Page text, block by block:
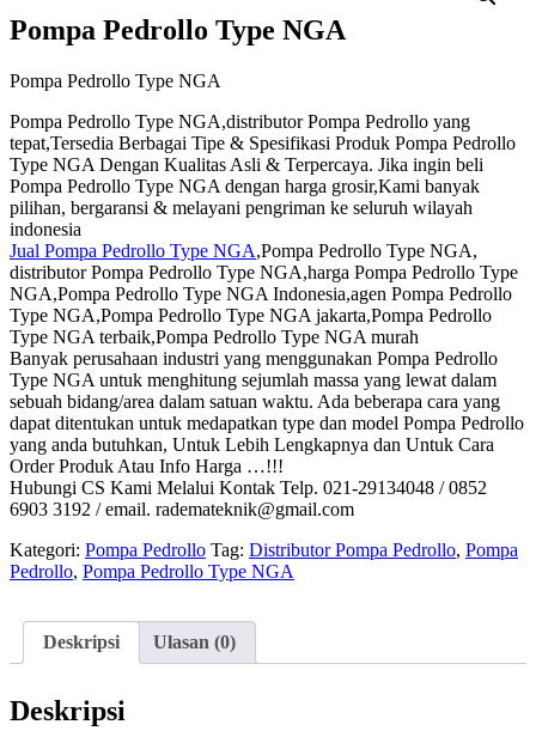
Pompa Pedrollo Type NGA
Pompa Pedrollo Type NGA
Pompa Pedrollo Type NGA,distributor Pompa Pedrollo yang
tepat,Tersedia Berbagai Tipe & Spesifikasi Produk Pompa Pedrollo
Type NGA Dengan Kualitas Asli & Terpercaya. Jika ingin beli
Pompa Pedrollo Type NGA dengan harga grosir,Kami banyak
pilihan, bergaransi & melayani pengriman ke seluruh wilayah
indonesia
Jual Pompa Pedrollo Type NGA,Pompa Pedrollo Type NGA,
distributor Pompa Pedrollo Type NGA,harga Pompa Pedrollo Type
NGA,Pompa Pedrollo Type NGA Indonesia,agen Pompa Pedrollo
Type NGA,Pompa Pedrollo Type NGA jakarta,Pompa Pedrollo
Type NGA terbaik,Pompa Pedrollo Type NGA murah
Banyak perusahaan industri yang menggunakan Pompa Pedrollo
Type NGA untuk menghitung sejumlah massa yang lewat dalam
sebuah bidang/area dalam satuan waktu. Ada beberapa cara yang
dapat ditentukan untuk medapatkan type dan model Pompa Pedrollo
yang anda butuhkan, Untuk Lebih Lengkapnya dan Untuk Cara
Order Produk Atau Info Harga …!!!
Hubungi CS Kami Melalui Kontak Telp. 021-29134048 / 0852
6903 3192 / email. rademateknik@gmail.com
Kategori: Pompa Pedrollo Tag: Distributor Pompa Pedrollo, Pompa
Pedrollo, Pompa Pedrollo Type NGA
Deskripsi Ulasan (0)
Deskripsi